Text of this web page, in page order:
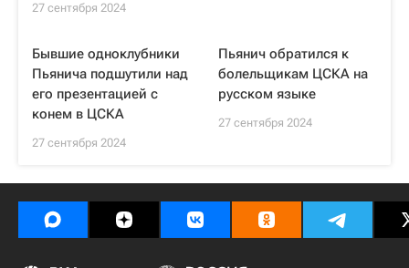
27 сентября 2024
Бывшие одноклубники
Пьянича подшутили над
его презентацией с
конем в ЦСКА
27 сентября 2024
Пьянич обратился к
болельщикам ЦСКА на
русском языке
27 сентября 2024